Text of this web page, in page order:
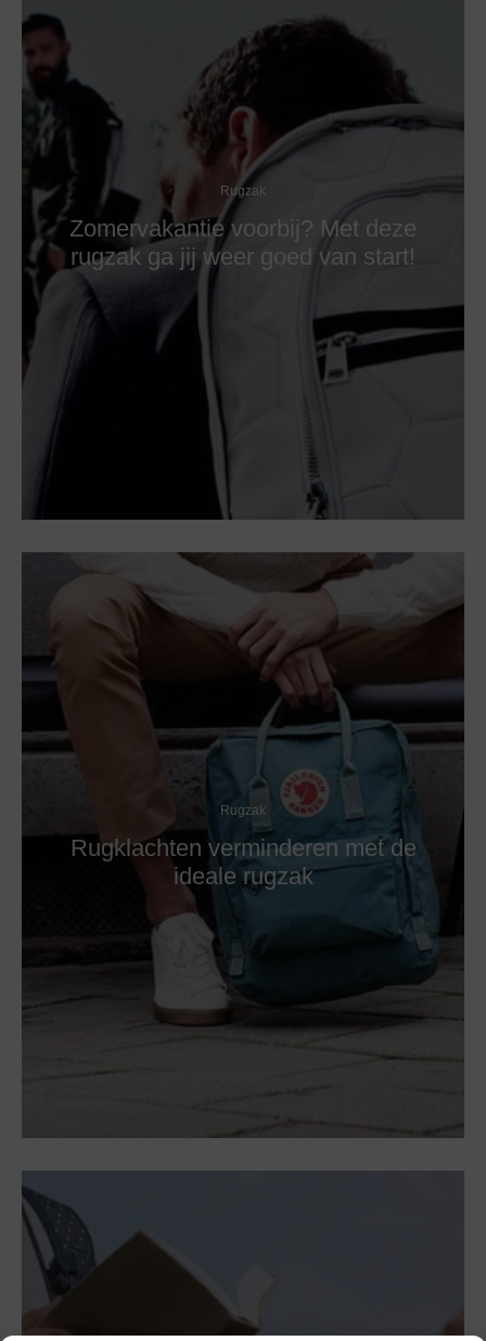
Rugzak
Zomervakantie voorbij? Met deze
rugzak ga jij weer goed van start!
Rugzak
Rugklachten verminderen met de
ideale rugzak